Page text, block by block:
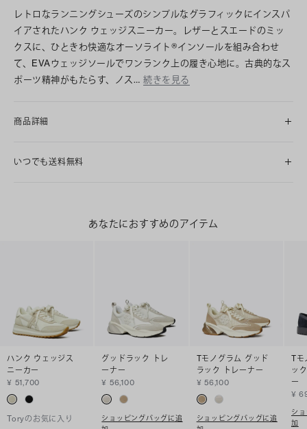
レトロなランニングシューズのシンプルなグラフィックにインスパ
イアされたハンク ウェッジスニーカー。レザーとスエードのミッ
クスに、ひときわ快適なオーソライト®インソールを組み合わせ
て、EVAウェッジソールでワンランク上の履き心地に。古典的なス
ポーツ精神がもたらす、ノス… 続きを見る
商品詳細
いつでも送料無料
あなたにおすすめのアイテム
ハンク ウェッジス
ニーカー
¥ 51,700
Toryのお気に入り
グッドラック トレ
ーナー
¥ 56,100
ショッピングバッグに追
Tモノグラム グッド
ラック トレーナー
¥ 56,100
ショッピングバッグに追
Tモ
ッ
ー
¥
シ
加